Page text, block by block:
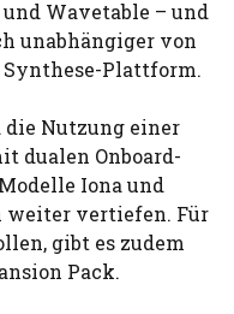
Wavetable – und
unabhängiger von
Synthese-Plattform.
Nutzung einer
dualen Onboard-
Iona und
weiter vertiefen. Für
gibt es zudem
Pack.